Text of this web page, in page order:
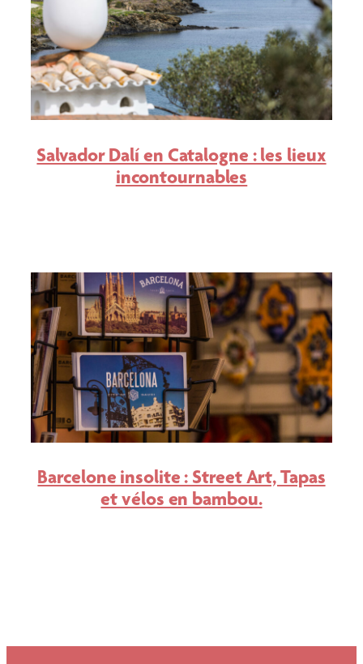
Salvador Dalí en Catalogne : les lieux
incontournables
Barcelone insolite : Street Art, Tapas
et vélos en bambou.